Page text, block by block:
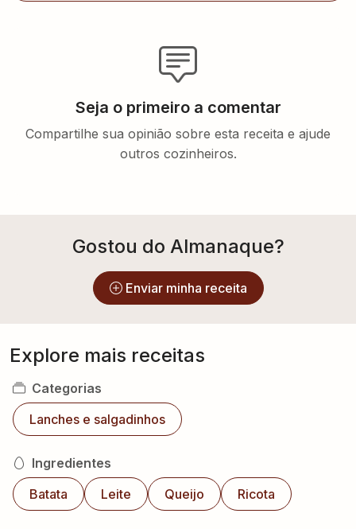
Seja o primeiro a comentar
Compartilhe sua opinião sobre esta receita e ajude
outros cozinheiros.
Gostou do Almanaque?
Enviar minha receita
Explore mais receitas
Categorias
Lanches e salgadinhos
Ingredientes
Batata
Leite Queijo Ricota